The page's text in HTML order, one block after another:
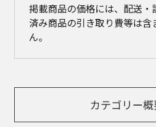
掲載商品の価格には、配送・
済み商品の引き取り費等は含
ん。
カテゴリー